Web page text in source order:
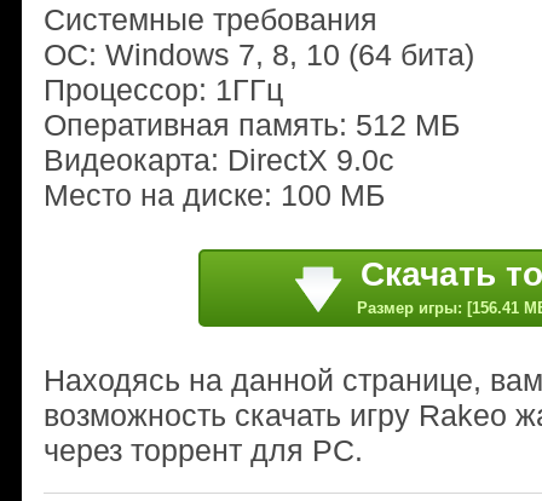
Системные требования
ОС: Windows 7, 8, 10 (64 бита)
Процессор: 1ГГц
Оперативная память: 512 МБ
Видеокарта: DirectX 9.0c
Место на диске: 100 МБ
Скачать
Размер игры: [156.41
Находясь на данной странице,
возможность скачать игру Rakeo
через торрент для PC.